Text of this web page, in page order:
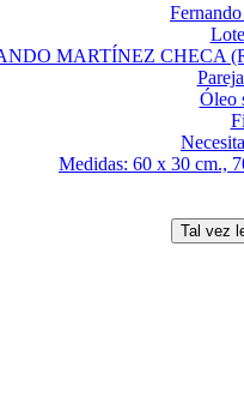
MARTÍNEZ CHECA
Óleo
Medidas: 60 x 30 cm.,